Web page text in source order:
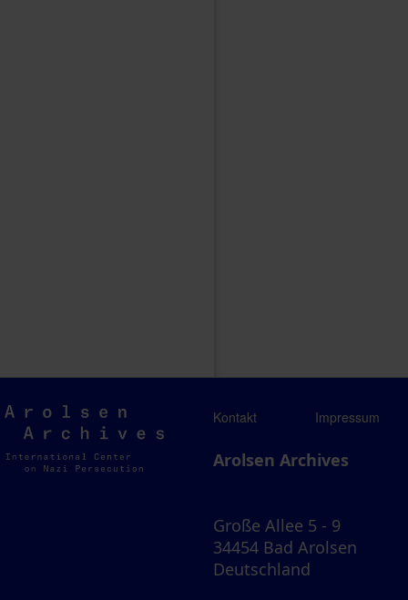
Arolsen
Archives
Kontakt Impressum
Arolsen Archives
Große Allee 5 - 9
34454 Bad Arolsen
Deutschland